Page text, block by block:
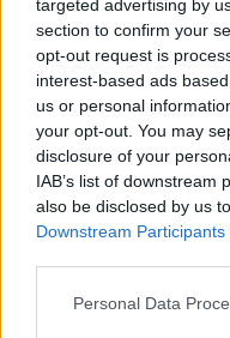
targeted advertising by
section to confirm your
opt-out request is
interest-based ads
us or personal
your opt-out. You may
disclosure of your
IAB’s list of downstream
also be disclosed by us
Downstream Participants
Personal Data
Πριν 8 ημέρες
Τρίτος στη
Ελλάδας–Κύπρου